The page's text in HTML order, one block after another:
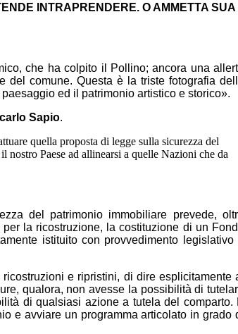
INTRAPRENDERE. O AMMETTA SUA
che ha colpito il Pollino; ancora una
comune. Questa è la triste fotografia
ed il patrimonio artistico e storico».
Sapio.
quella proposta di legge sulla sicurezza del
nostro Paese ad allinearsi a quelle Nazioni che da
del patrimonio immobiliare prevede,
la ricostruzione, la costituzione di un
istituito con provvedimento legislativo
e ripristini, di dire esplicitamente
qualora, non avesse la possibilità di
di qualsiasi azione a tutela del comparto.
e avviare un programma articolato in grado